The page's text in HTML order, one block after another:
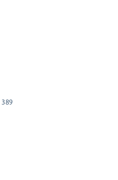
389